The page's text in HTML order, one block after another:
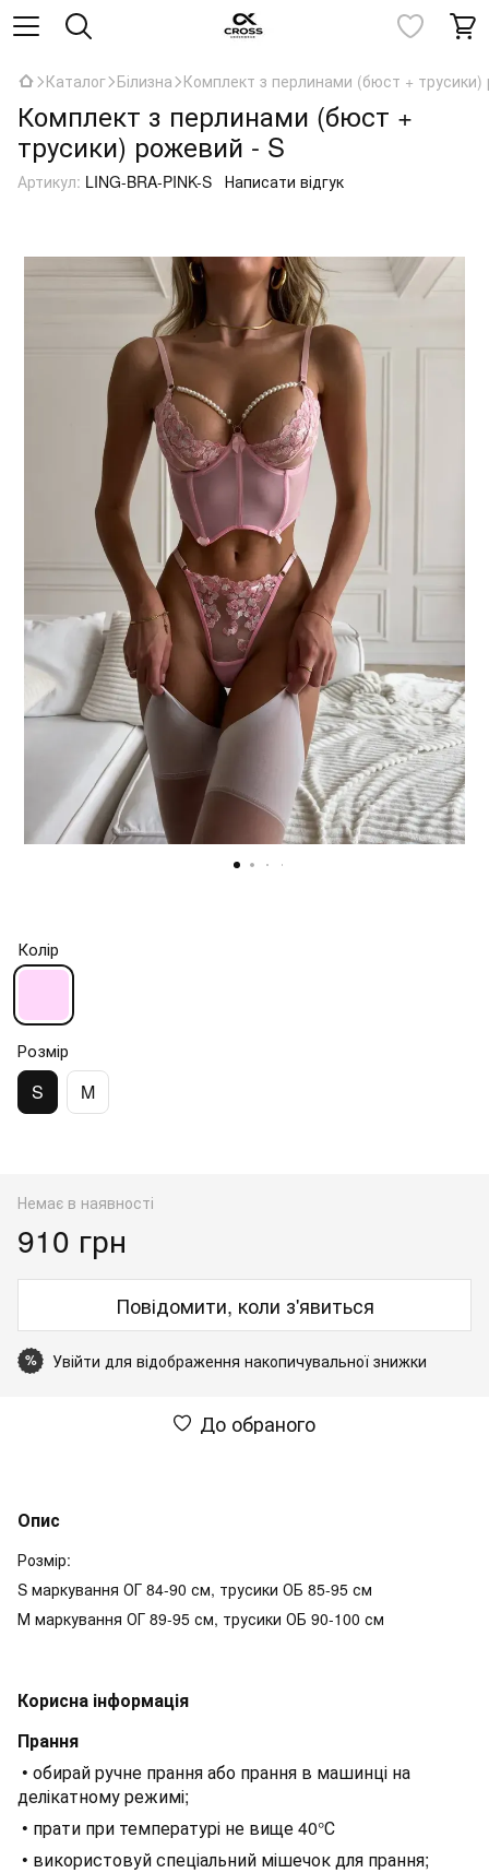
Каталог Білизна Комплект з перлинами (бюст +
Комплект з перлинами (бюст +
трусики) рожевий - S
Артикул: LING-BRA-PINK-S Написати відгук
Колір
Розмір
S M
Немає в наявності
910 грн
Повідомити, коли з'явиться
% Увійти для відображення накопичувальної знижки
До обраного
Опис
Розмір:
S маркування ОГ 84-90 см, трусики ОБ 85-95 см
М маркування ОГ 89-95 см, трусики ОБ 90-100 см
Корисна інформація
Прання
• обирай ручне прання або прання в машинці на
делікатному режимі;
• прати при температурі не вище 40°С
• використовуй спеціальний мішечок для прання;